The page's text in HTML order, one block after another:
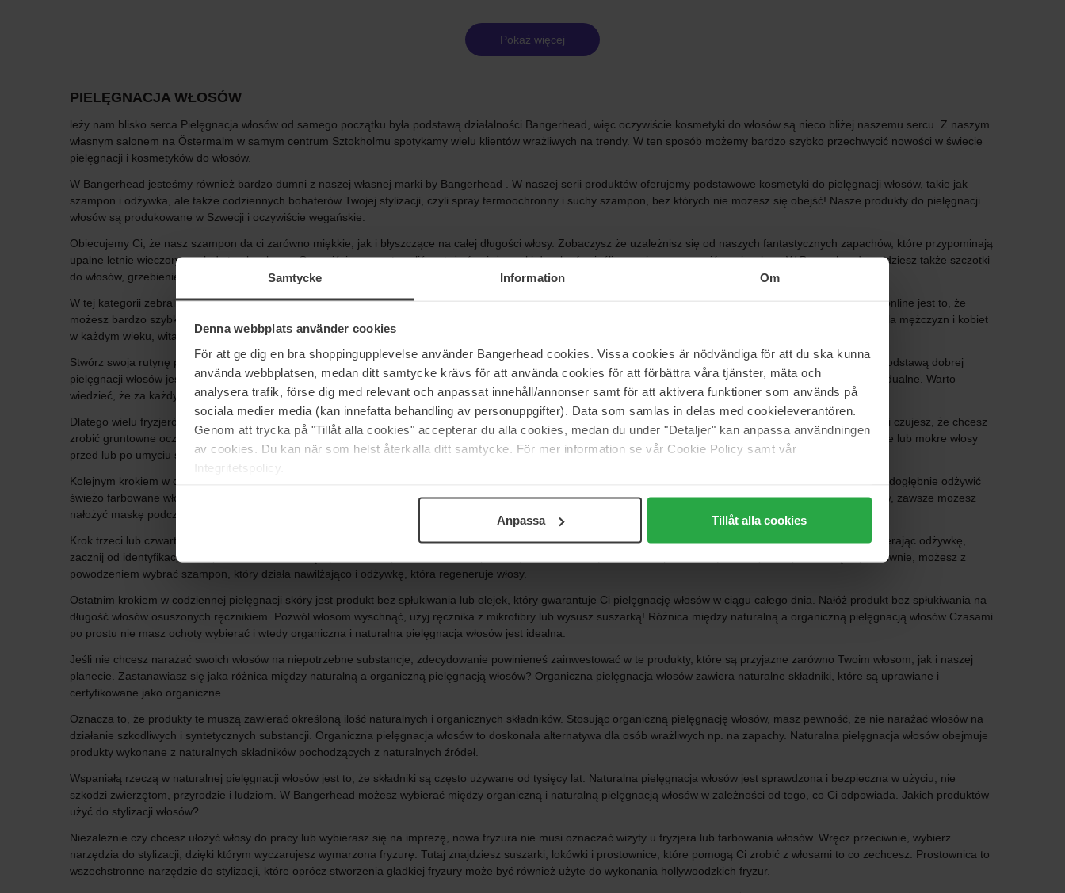
Samtycke Information Om
Denna webbplats använder cookies
För att ge dig en bra shoppingupplevelse använder Bangerhead cookies. Vissa cookies är nödvändiga för att du ska kunna
använda webbplatsen, medan ditt samtycke krävs för att använda cookies för att förbättra våra tjänster, mäta och
analysera trafik, förse dig med relevant och anpassat innehåll/annonser samt för att aktivera funktioner som används på
sociala medier media (kan innefatta behandling av personuppgifter). Data som samlas in delas med cookieleverantören.
Genom att trycka på "Tillåt alla cookies" accepterar du alla cookies, medan du under "Detaljer" kan anpassa användningen
av cookies. Du kan när som helst återkalla ditt samtycke. För mer information se vår Cookie Policy samt vår
Integritetspolicy.
Anpassa Tillåt alla cookies
Pokaż więcej
PIELĘGNACJA WŁOSÓW
leży nam blisko serca Pielęgnacja włosów od samego początku była podstawą działalności Bangerhead, więc oczywiście kosmetyki do włosów są nieco bliżej naszemu sercu. Z naszym
własnym salonem na Östermalm w samym centrum Sztokholmu spotykamy wielu klientów wrażliwych na trendy. W ten sposób możemy bardzo szybko przechwycić nowości w świecie
pielęgnacji i kosmetyków do włosów.
W Bangerhead jesteśmy również bardzo dumni z naszej własnej marki by Bangerhead . W naszej serii produktów oferujemy podstawowe kosmetyki do pielęgnacji włosów, takie jak
szampon i odżywka, ale także codziennych bohaterów Twojej stylizacji, czyli spray termoochronny i suchy szampon, bez których nie możesz się obejść! Nasze produkty do pielęgnacji
włosów są produkowane w Szwecji i oczywiście wegańskie.
Obiecujemy Ci, że nasz szampon da ci zarówno miękkie, jak i błyszczące na całej długości włosy. Zobaczysz że uzależnisz się od naszych fantastycznych zapachów, które przypominają
upalne letnie wieczory czy lody truskawkowe. Oczywiście przygotowaliśmy też również maski do włosów, jeśli pragniesz wzmocnić swoje włosy. W Bangerhead znajdziesz także szczotki
do włosów, grzebienie i akcesoria, które możesz używać, kiedy tylko zechcesz zarówno w codziennej pielęgnacji jak i na imprezie.
W tej kategorii zebraliśmy kosmetyki do włosów od dobrze znanych marek, niezależnie od tego, czy masz długie, krótkie, grube, farbowane włosy. Zaletą zakupów online jest to, że
możesz bardzo szybko mieć produkty dostarczone do domu oraz filtrować między typem włosów, marką i przedziałem cenowym. Oferujemy kosmetyki do włosów dla mężczyzn i kobiet
w każdym wieku, witamy w naszym kącie z kosmetykami do pielęgnacji włosów!
Stwórz swoja rutynę pielęgnacji włosów Mówi się bardzo często o rutynie pielęgnacji skóry, uważamy, że jest to tak samo ważne, w przypadku pielęgnacji włosów. Podstawą dobrej
pielęgnacji włosów jest ich oczyszczenie, czyli szampon. Często zadawane pytanie, jak często należy myć włosy? To jak często myjesz włosy, jest oczywiście indywidualne. Warto
wiedzieć, że za każdym razem, gdy myjesz włosy szamponem, oczyszczasz skórę głowy z naturalnych tłuszczów, przez co stają się suche.
Dlatego wielu fryzjerów zaleca mycie włosów 1-2 razy w tygodniu. Jeśli potrzebujesz tylko odświeżyć swoje włosy, zalecamy zainwestowanie w suchy szampon. Jeśli czujesz, że chcesz
zrobić gruntowne oczyszczenie włosów, możesz dodać peeling do skóry głowy. Istnieje wiele opcji do wyboru, więc sprawdź, czy produkt ma być nakładany na suche lub mokre włosy
przed lub po umyciu szamponem.
Kolejnym krokiem w codziennej pielęgnacji włosów jest maska do włosów. Maska odżywia i pielęgnuje włosy. Masz tu wiele opcji do wyboru, czy na przykład chcesz dogłębnie odżywić
świeżo farbowane włosy lub intensywnie nawilżyć, gdy masz rozdwojone końcówki. Jeśli masz mało czasu, szybko działająca maska będzie idealna. Z drugiej strony, zawsze możesz
nałożyć maskę podczas kąpieli lub ciesz się chwilą w saunie.
Krok trzeci lub czwarty po peelingu skory głowy to odżywka. Odżywka zamyka strukturę włosa i powinna być użyta na samym końcu tylko na długości włosów. Wybierając odżywkę,
zacznij od identyfikacji rodzaju włosów. Możesz łączyć marki w oparciu o ulubione produkty i nie musisz wybierać szamponu i odżywki z tej samej serii. Wręcz przeciwnie, możesz z
powodzeniem wybrać szampon, który działa nawilżająco i odżywkę, która regeneruje włosy.
Ostatnim krokiem w codziennej pielęgnacji skóry jest produkt bez spłukiwania lub olejek, który gwarantuje Ci pielęgnację włosów w ciągu całego dnia. Nałóż produkt bez spłukiwania na
długość włosów osuszonych ręcznikiem. Pozwól włosom wyschnąć, użyj ręcznika z mikrofibry lub wysusz suszarką! Różnica między naturalną a organiczną pielęgnacją włosów Czasami
po prostu nie masz ochoty wybierać i wtedy organiczna i naturalna pielęgnacja włosów jest idealna.
Jeśli nie chcesz narażać swoich włosów na niepotrzebne substancje, zdecydowanie powinieneś zainwestować w te produkty, które są przyjazne zarówno Twoim włosom, jak i naszej
planecie. Zastanawiasz się jaka różnica między naturalną a organiczną pielęgnacją włosów? Organiczna pielęgnacja włosów zawiera naturalne składniki, które są uprawiane i
certyfikowane jako organiczne.
Oznacza to, że produkty te muszą zawierać określoną ilość naturalnych i organicznych składników. Stosując organiczną pielęgnację włosów, masz pewność, że nie narażać włosów na
działanie szkodliwych i syntetycznych substancji. Organiczna pielęgnacja włosów to doskonała alternatywa dla osób wrażliwych np. na zapachy. Naturalna pielęgnacja włosów obejmuje
produkty wykonane z naturalnych składników pochodzących z naturalnych źródeł.
Wspaniałą rzeczą w naturalnej pielęgnacji włosów jest to, że składniki są często używane od tysięcy lat. Naturalna pielęgnacja włosów jest sprawdzona i bezpieczna w użyciu, nie
szkodzi zwierzętom, przyrodzie i ludziom. W Bangerhead możesz wybierać między organiczną i naturalną pielęgnacją włosów w zależności od tego, co Ci odpowiada. Jakich produktów
użyć do stylizacji włosów?
Niezależnie czy chcesz ułożyć włosy do pracy lub wybierasz się na imprezę, nowa fryzura nie musi oznaczać wizyty u fryzjera lub farbowania włosów. Wręcz przeciwnie, wybierz
narzędzia do stylizacji, dzięki którym wyczarujesz wymarzona fryzurę. Tutaj znajdziesz suszarki, lokówki i prostownice, które pomogą Ci zrobić z włosami to co zechcesz. Prostownica to
wszechstronne narzędzie do stylizacji, które oprócz stworzenia gładkiej fryzury może być również użyte do wykonania hollywoodzkich fryzur.